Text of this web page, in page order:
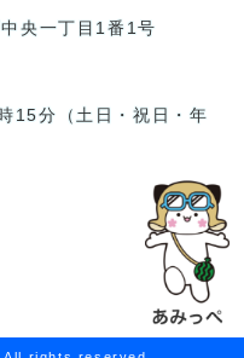
央一丁目1番1号
15分（土日・祝日・年